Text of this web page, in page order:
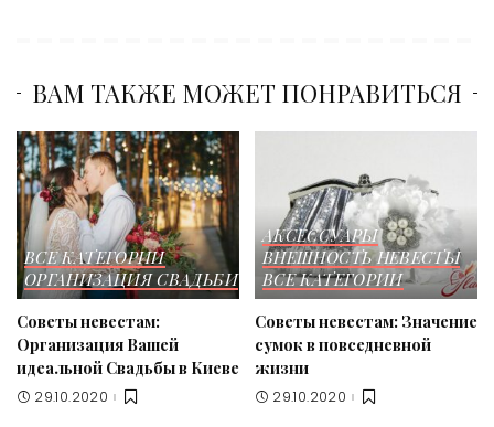
ВАМ ТАКЖЕ МОЖЕТ ПОНРАВИТЬСЯ
ВСЕ КАТЕГОРИИ
ОРГАНИЗАЦИЯ СВАДЬБИ
Советы невестам:
Организация Вашей
идеальной Свадьбы в Киеве
29.10.2020
АКСЕССУАРЫ
ВНЕШНОСТЬ НЕВЕСТЫ
ВСЕ КАТЕГОРИИ
Советы невестам: Значение
сумок в повседневной
жизни
29.10.2020